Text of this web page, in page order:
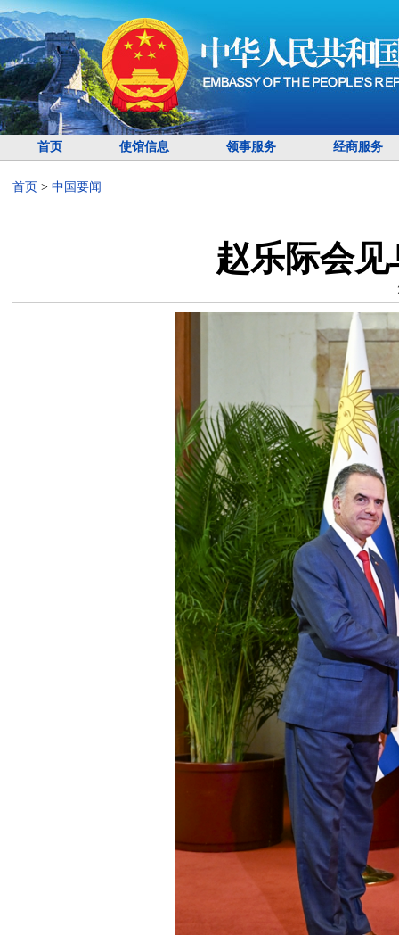
首页 使馆信息 领事服务 经商服务
首页 > 中国要闻
赵乐际会